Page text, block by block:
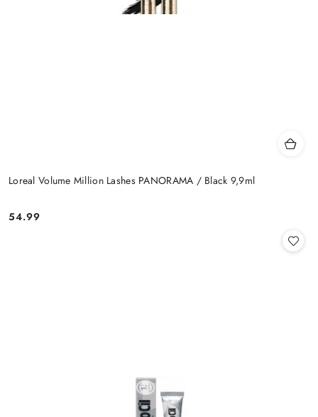
Loreal Volume Million Lashes PANORAMA / Black 9,9ml
Cena:
54.99